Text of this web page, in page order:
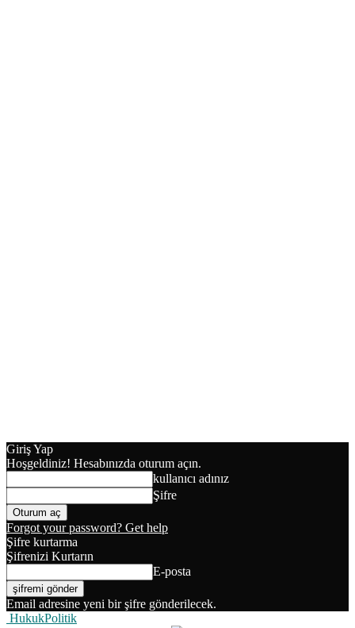
Giriş Yap
Hoşgeldiniz! Hesabınızda oturum açın.
kullanıcı adınız
Şifre
Forgot your password? Get help
Şifre kurtarma
Şifrenizi Kurtarın
E-posta
Email adresine yeni bir şifre gönderilecek.
HukukPolitik